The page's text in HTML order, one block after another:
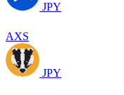
JPY
AXS
JPY